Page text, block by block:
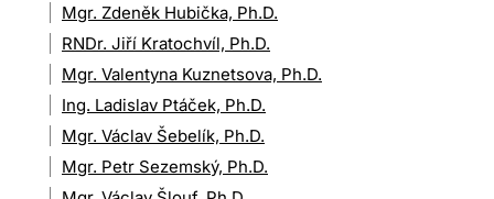
Mgr. Zdeněk Hubička, Ph.D.
RNDr. Jiří Kratochvíl, Ph.D.
Mgr. Valentyna Kuznetsova, Ph.D.
Ing. Ladislav Ptáček, Ph.D.
Mgr. Václav Šebelík, Ph.D.
Mgr. Petr Sezemský, Ph.D.